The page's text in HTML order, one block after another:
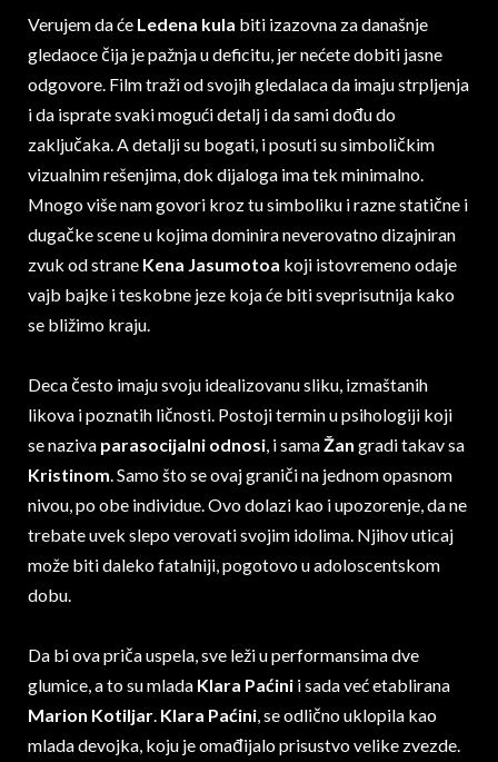
Verujem da će Ledena kula biti izazovna za današnje
gledaoce čija je pažnja u deficitu, jer nećete dobiti jasne
odgovore. Film traži od svojih gledalaca da imaju strpljenja
i da isprate svaki mogući detalj i da sami dođu do
zaključaka. A detalji su bogati, i posuti su simboličkim
vizualnim rešenjima, dok dijaloga ima tek minimalno.
Mnogo više nam govori kroz tu simboliku i razne statične i
dugačke scene u kojima dominira neverovatno dizajniran
zvuk od strane Kena Jasumotoa koji istovremeno odaje
vajb bajke i teskobne jeze koja će biti sveprisutnija kako
se bližimo kraju.
Deca često imaju svoju idealizovanu sliku, izmaštanih
likova i poznatih ličnosti. Postoji termin u psihologiji koji
se naziva parasocijalni odnosi, i samaŽan gradi takav sa
Kristinom. Samo što se ovaj graniči na jednom opasnom
nivou, po obe individue. Ovo dolazi kao i upozorenje, da ne
trebate uvek slepo verovati svojim idolima. Njihov uticaj
može biti daleko fatalniji, pogotovo u adoloscentskom
dobu.
Da bi ova priča uspela, sve leži u performansima dve
glumice, a to su mlada Klara Paćini i sada već etablirana
Marion Kotiljar. Klara Paćini, se odlično uklopila kao
mlada devojka, koju je omađijalo prisustvo velike zvezde.